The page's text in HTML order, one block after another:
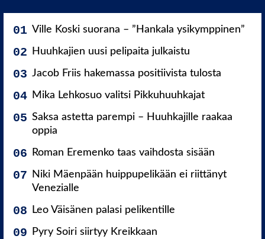
Ville Koski suorana – ”Hankala ysikymppinen”
Huuhkajien uusi pelipaita julkaistu
Jacob Friis hakemassa positiivista tulosta
Mika Lehkosuo valitsi Pikkuhuuhkajat
Saksa astetta parempi – Huuhkajille raakaa
oppia
Roman Eremenko taas vaihdosta sisään
Niki Mäenpään huippupelikään ei riittänyt
Venezialle
Leo Väisänen palasi pelikentille
Pyry Soiri siirtyy Kreikkaan